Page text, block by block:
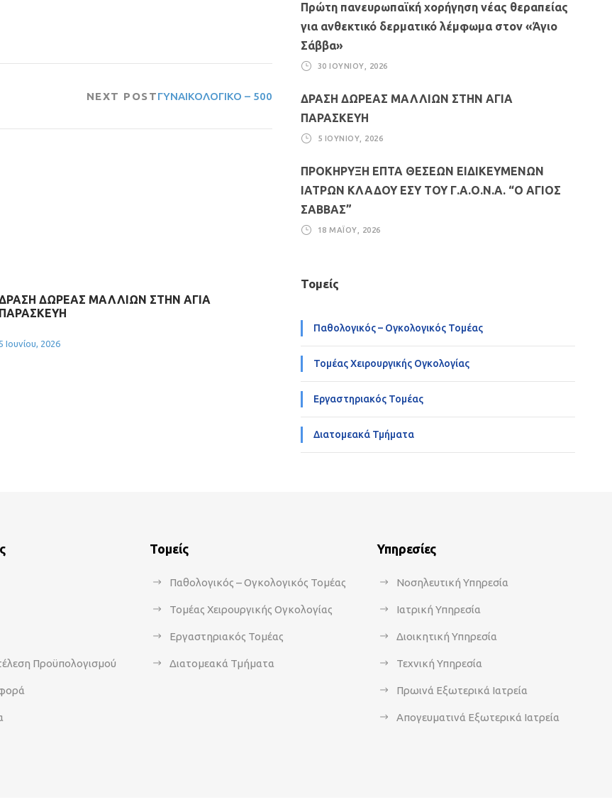
NEXT POSTΓΥΝΑΙΚΟΛΟΓΙΚΟ – 500
ΔΩΡΕΑΣ ΜΑΛΛΙΩΝ ΣΤΗΝ ΑΓΙΑ
ΠΑΡΑΣΚΕΥΗ
Ιουνίου, 2026
Πρώτη πανευρωπαϊκή χορήγηση νέας θεραπείας
για ανθεκτικό δερματικό λέμφωμα στον «Άγιο
Σάββα»
30 ΙΟΥΝΊΟΥ, 2026
ΔΡΑΣΗ ΔΩΡΕΑΣ ΜΑΛΛΙΩΝ ΣΤΗΝ ΑΓΙΑ
ΠΑΡΑΣΚΕΥΗ
5 ΙΟΥΝΊΟΥ, 2026
ΠΡΟΚΗΡΥΞΗ ΕΠΤΑ ΘΕΣΕΩΝ ΕΙΔΙΚΕΥΜΕΝΩΝ
ΙΑΤΡΩΝ ΚΛΑΔΟΥ ΕΣΥ ΤΟΥ Γ.Α.Ο.Ν.Α. “Ο ΑΓΙΟΣ
ΣΑΒΒΑΣ”
18 ΜΑΪ́ΟΥ, 2026
Τομείς
Παθολογικός – Ογκολογικός Τομέας
Τομέας Χειρουργικής Ογκολογίας
Εργαστηριακός Τομέας
Διατομεακά Τμήματα
Προϋπολογισμού
Τομείς
Παθολογικός – Ογκολογικός Τομέας
Τομέας Χειρουργικής Ογκολογίας
Εργαστηριακός Τομέας
Διατομεακά Τμήματα
Υπηρεσίες
Νοσηλευτική Υπηρεσία
Ιατρική Υπηρεσία
Διοικητική Υπηρεσία
Τεχνική Υπηρεσία
Πρωινά Εξωτερικά Ιατρεία
Απογευματινά Εξωτερικά Ιατρεία